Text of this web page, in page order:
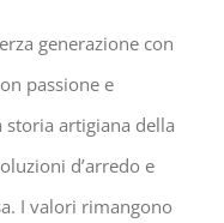
generazione con
passione e
storia artigiana della
d’arredo e
I valori rimangono